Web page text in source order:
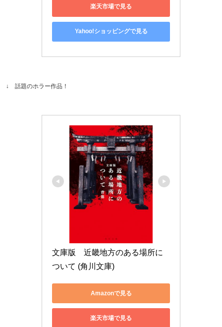
楽天市場で見る
Yahoo!ショッピングで見る
↓ 話題のホラー作品！
文庫版　近畿地方のある場所に
ついて (角川文庫)
Amazonで見る
楽天市場で見る